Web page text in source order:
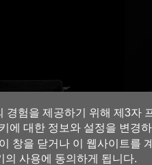
경험을 제공하기 위해 제3자
에 대한 정보와 설정을 변경하
창을 닫거나 이 웹사이트를
의 사용에 동의하게 됩니다.